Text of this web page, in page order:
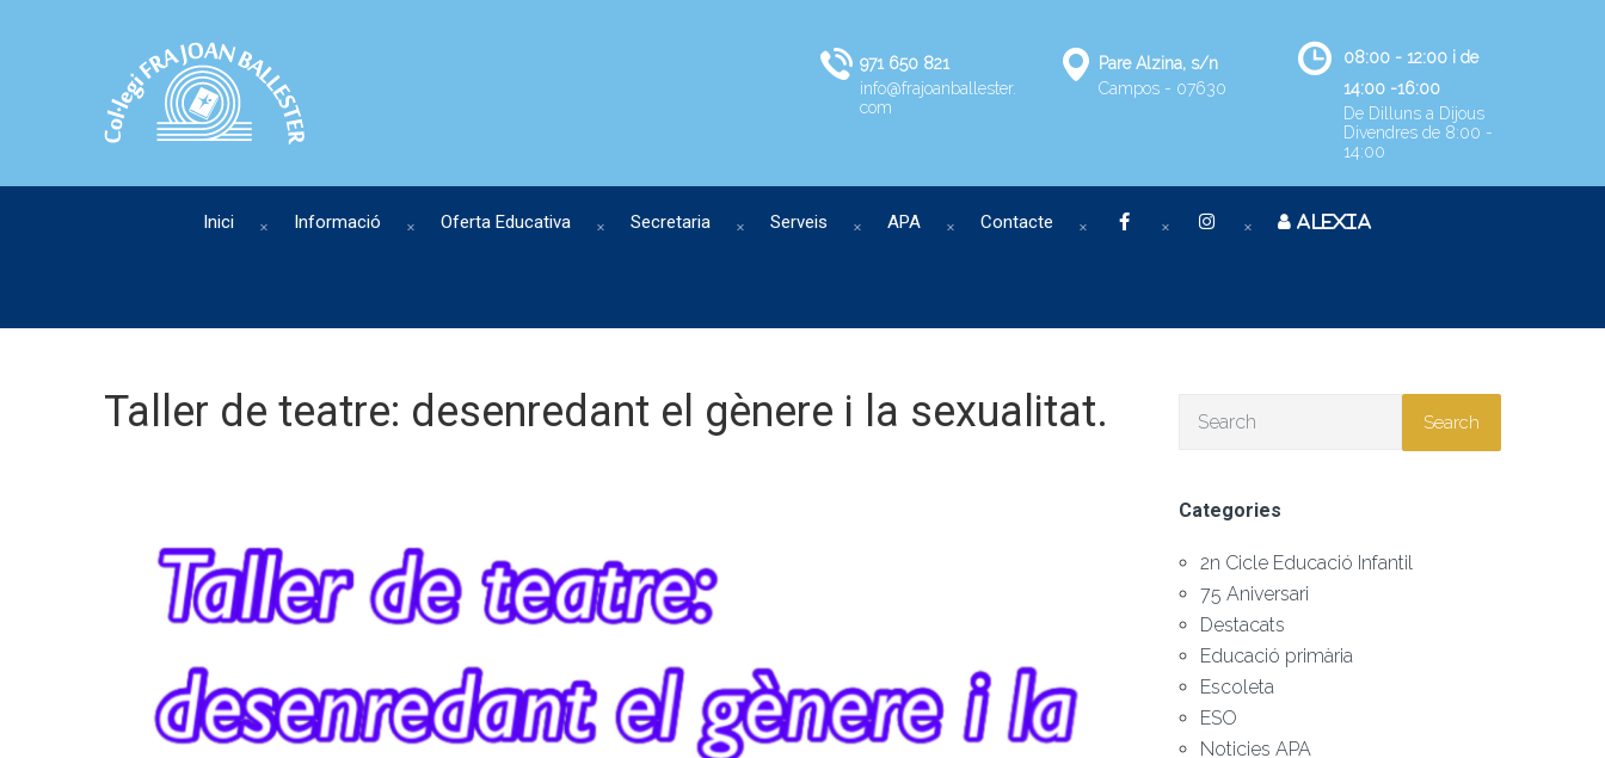
971 650 821
info@frajoanballester.
com
Pare Alzina, s/n
Campos - 07630
08:00 - 12:00 i de
14:00 -16:00
De Dilluns a Dijous
Divendres de 8:00 -
14:00
Inici Informació Oferta Educativa Secretaria Serveis APA Contacte ALEXIA
Taller de teatre: desenredant el gènere i la sexualitat. Search
Categories
2n Cicle Educació Infantil
75 Aniversari
Destacats
Educació primària
Escoleta
ESO
Noticies APA